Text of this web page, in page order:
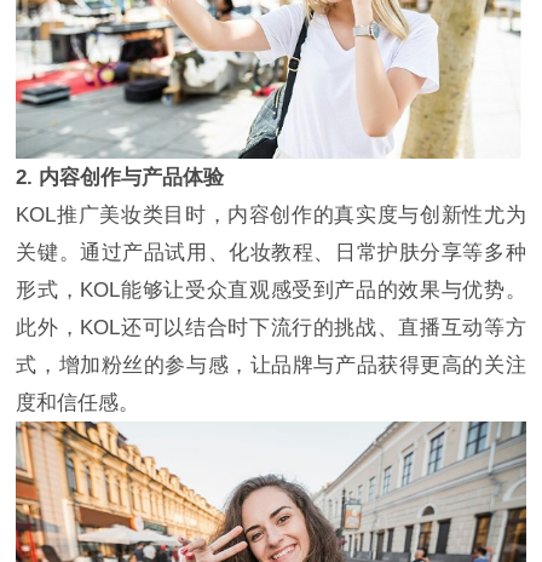
2. 内容创作与产品体验
KOL推广美妆类目时，内容创作的真实度与创新性尤为
关键。通过产品试用、化妆教程、日常护肤分享等多种
形式，KOL能够让受众直观感受到产品的效果与优势。
此外，KOL还可以结合时下流行的挑战、直播互动等方
式，增加粉丝的参与感，让品牌与产品获得更高的关注
度和信任感。